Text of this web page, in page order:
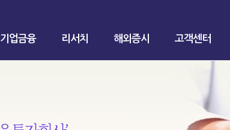
기업금융 리서치 해외증시 고객센터